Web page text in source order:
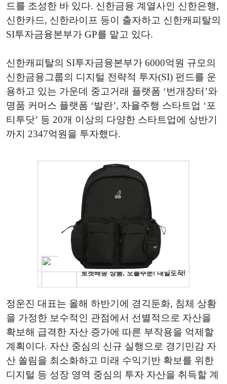
드를 조성한 바 있다. 신한금융 계열사인 신한은행,
신한카드, 신한라이프 등이 출자하고 신한캐피탈의
SI투자금융본부가 GP를 맡고 있다.
신한캐피탈의 SI투자금융본부가 6000억원 규모의
신한금융그룹의 디지털 전략적 투자(SI) 펀드를 운
용하고 있는 가운데 중고거래 플랫폼 ‘번개장터’와
명품 커머스 플랫폼 ‘발란’, 자율주행 스타트업 ‘포
티투닷’ 등 20개 이상의 다양한 스타트업에 상반기
까지 2347억원을 투자했다.
정운진 대표는 올해 하반기에 경긱둔화, 침체 상황
을 가정한 보수적인 관점에서 선별적으로 자산을
확보해 급격한 자산 증가에 따른 부작용을 억제할
계획이다. 자산 중심의 신규 실행으로 경기민감 자
산 쏠림을 최소화하고 미래 수익기반 확보를 위한
디지털 등 성장 영역 중심의 투자 자산을 취득할 계